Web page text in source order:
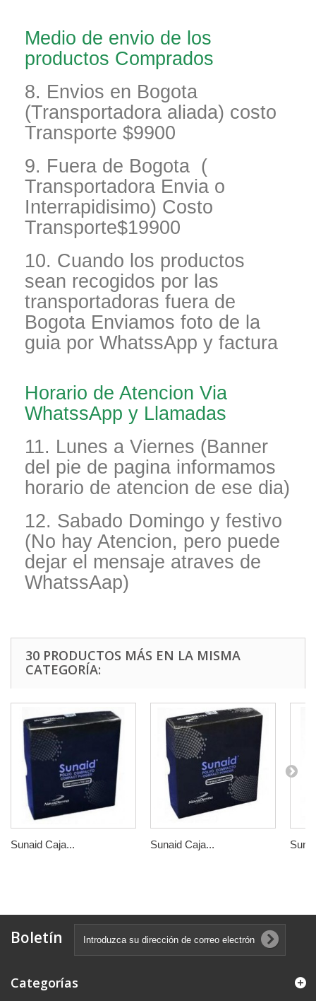
Medio de envio de los
productos Comprados
8. Envios en Bogota
(Transportadora aliada) costo
Transporte $9900
9. Fuera de Bogota (
Transportadora Envia o
Interrapidisimo) Costo
Transporte$19900
10. Cuando los productos
sean recogidos por las
transportadoras fuera de
Bogota Enviamos foto de la
guia por WhatssApp y factura
Horario de Atencion Via
WhatssApp y Llamadas
11. Lunes a Viernes (Banner
del pie de pagina informamos
horario de atencion de ese dia)
12. Sabado Domingo y festivo
(No hay Atencion, pero puede
dejar el mensaje atraves de
WhatssAap)
30 PRODUCTOS MÁS EN LA MISMA
CATEGORÍA:
Sunaid Caja... Sunaid Caja...
Boletín
Categorías